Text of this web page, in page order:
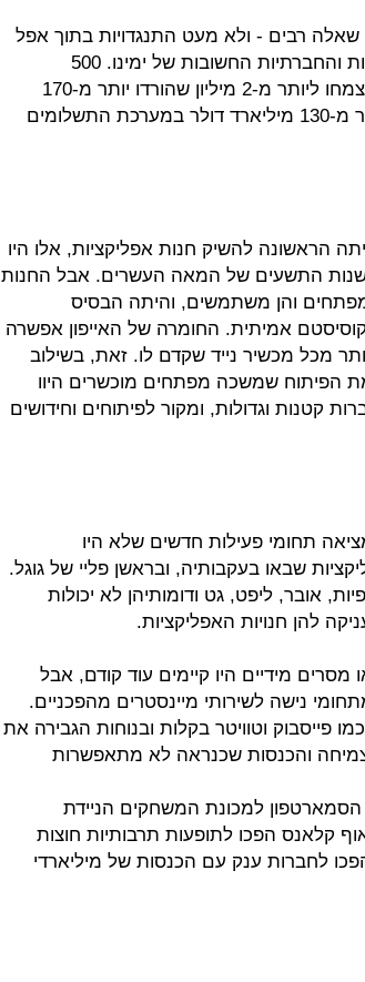
רבים - ולא מעט התנגדויות בתוך אפל
עצמה - הפך לאחת התופעות הכלכליות והחברתיות החשובות של ימינו. 500
האפליקציות היו בחנות בעת השקתה צמחו ליותר מ-2 מיליון שהורדו יותר מ-170
מיליארד פעמים וייצרו הכנסות של יותר מ-130 מיליארד דולר במערכת התשלומים
הראשונה להשיק חנות אפליקציות, אלו היו
שנות התשעים של המאה העשרים. אבל החנות
והן משתמשים, והיתה הבסיס
אמיתית. החומרה של האייפון אפשרה
מכל מכשיר נייד שקדם לו. זאת, בשילוב
הפיתוח שמשכה מפתחים מוכשרים היוו
קטנות וגדולות, ומקור לפיתוחים וחידושים
תחומי פעילות חדשים שלא היו
שבאו בעקבותיה, ובראשן פליי של גוגל.
אובר, ליפט, גט ודומותיהן לא יכולות
להן חנויות האפליקציות.
מידיים היו קיימים עוד קודם, אבל
נישה לשירותי מיינסטרים מהפכניים.
פייסבוק וטוויטר בקלות ובנוחות הגבירה את
והכנסות שכנראה לא מתאפשרות
הסמארטפון למכונת המשחקים הניידת
קלאנס הפכו לתופעות תרבותיות חוצות
לחברות ענק עם הכנסות של מיליארדי